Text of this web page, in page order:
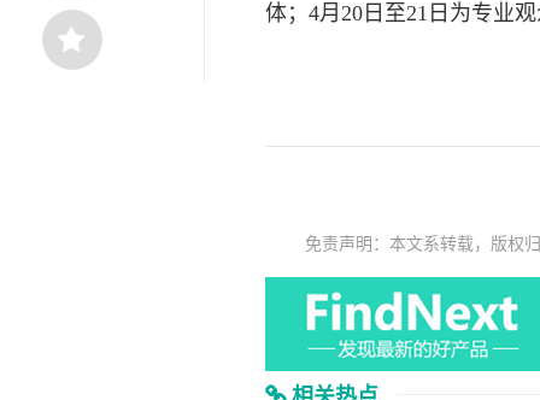
体；4月20日至21日为专业
免责声明：本文系转载，版权